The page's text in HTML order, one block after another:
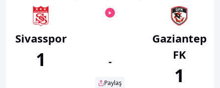
Sivasspor
1 -
Paylaş
Gaziantep
FK
1